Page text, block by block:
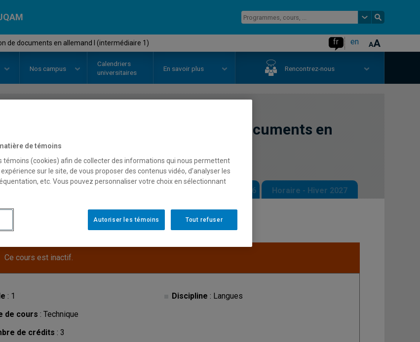
de documents en allemand I (intermédiaire 1) fr en
Nos campus
Calendriers
universitaires
En savoir plus Rencontrez-nous
Compréhension de documents en
allemand I (intermédiaire 1)
Horaire - Automne 2026 Horaire - Hiver 2027
Ce cours est inactif.
: 1
de cours : Technique
de crédits : 3
Discipline : Langues
de témoins
témoins (cookies) afin de collecter des informations qui nous permettent
sur le site, de vous proposer des contenus vidéo, d’analyser les
etc. Vous pouvez personnaliser votre choix en sélectionnant
Tout refuser
Autoriser les témoins